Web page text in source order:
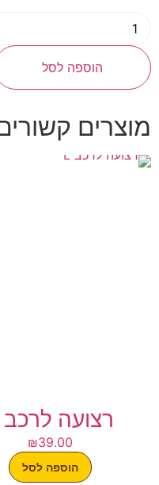
הוספה לסל
מוצרים
רצועה לרכב L
₪39.00
הוספה לסל